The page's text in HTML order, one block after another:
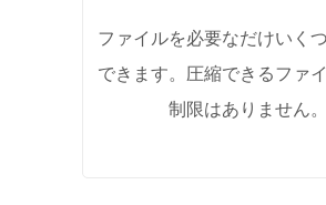
ファイルを必要なだけいく
できます。圧縮できるファ
制限はありません。